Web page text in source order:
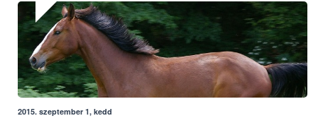
2015. szeptember 1, kedd